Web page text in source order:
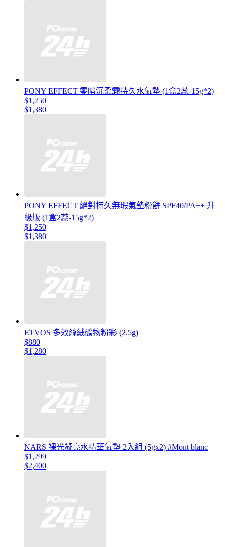
PONY EFFECT 零暗沉柔霧持久水氣墊 (1盒2蕊-15g*2)
$1,250
$1,380
PONY EFFECT 絕對持久無瑕氣墊粉餅 SPF40/PA++ 升
級版 (1盒2蕊-15g*2)
$1,250
$1,380
ETVOS 多效絲絨礦物粉彩 (2.5g)
$880
$1,280
NARS 裸光凝亮水精華氣墊 2入組 (5gx2) #Mont blanc
$1,299
$2,400